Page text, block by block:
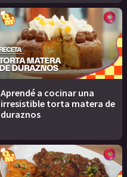
Aprendé a cocinar una
irresistible torta matera de
duraznos